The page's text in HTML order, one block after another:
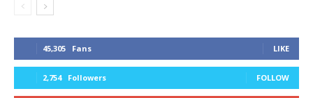
45,305 Fans LIKE
2,754 Followers FOLLOW